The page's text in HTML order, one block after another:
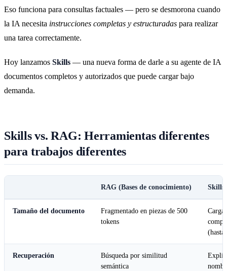
Eso funciona para consultas factuales — pero se desmorona cuando
la IA necesita instrucciones completas y estructuradas para realizar
una tarea correctamente.
Hoy lanzamos Skills — una nueva forma de darle a su agente de IA
documentos completos y autorizados que puede cargar bajo
demanda.
Skills vs. RAG: Herramientas diferentes
para trabajos diferentes
RAG (Bases de conocimiento) Skills
Tamaño del documento
Fragmentado en piezas de 500
tokens
Recuperación
Búsqueda por similitud
semántica